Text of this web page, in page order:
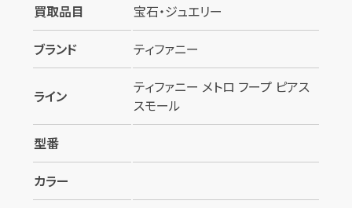
買取品目
宝石・ジュエリー
ブランド
ティファニー
ライン
ティファニー メトロ フープ ピアス
スモール
型番
カラー